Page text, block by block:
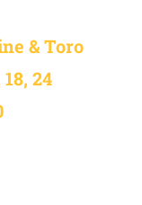
&Toro
18, 24